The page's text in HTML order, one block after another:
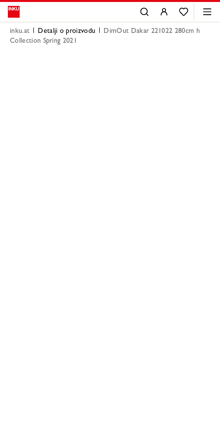
inku.at Detalji o proizvodu
DimOut Dakar 221022 280cm h
Collection Spring 2021